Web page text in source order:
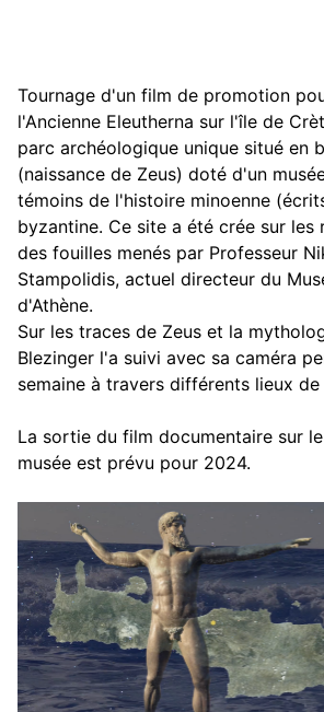
Tournage d'un film de promotion
l'Ancienne Eleutherna sur l'île de
parc archéologique unique situé en
(naissance de Zeus) doté d'un
témoins de l'histoire minoenne
byzantine. Ce site a été crée sur les
des fouilles menés par Professeur
Stampolidis, actuel directeur du
d'Athène.
Sur les traces de Zeus et la
Blezinger l'a suivi avec sa caméra
semaine à travers différents lieux de
La sortie du film documentaire sur
musée est prévu pour 2024.